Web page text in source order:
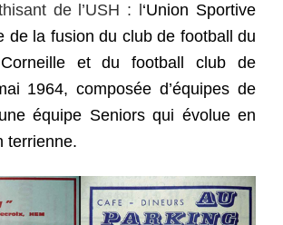
de l’USH : l ‘Union Sportive
de la fusion du clubde football du
et du football club de
1964,composée d’équipes de
équipe Seniors qui évolue en
terrienne.